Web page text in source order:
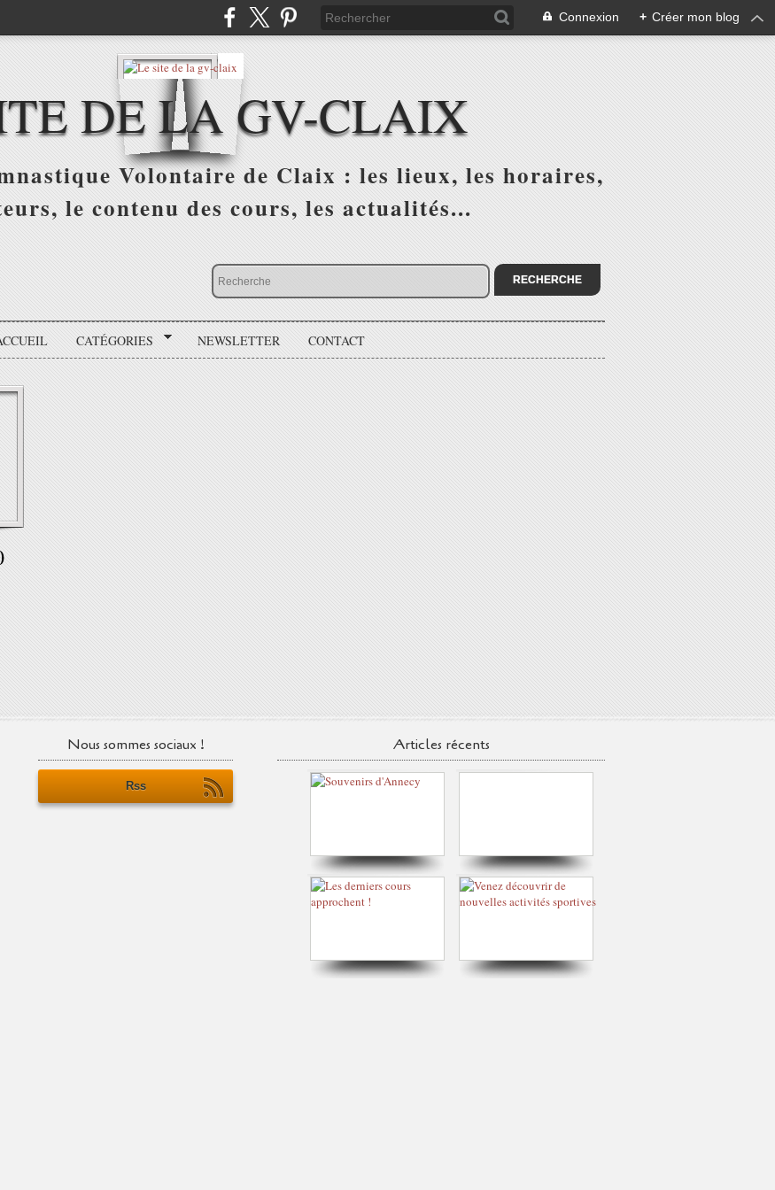
Connexion + Créer mon blog
DE LA GV-CLAIX
Volontaire de Claix : les lieux, les horaires,
le contenu des cours, les actualités...
CATÉGORIES NEWSLETTER CONTACT
Nous sommes sociaux !
Rss
Articles récents